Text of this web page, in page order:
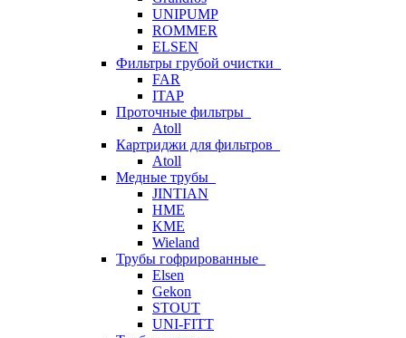
UNIPUMP
ROMMER
ELSEN
Фильтры грубой очистки
FAR
ITAP
Проточные фильтры
Atoll
Картриджи для фильтров
Atoll
Медные трубы
JINTIAN
HME
KME
Wieland
Трубы гофрированные
Elsen
Gekon
STOUT
UNI-FITT